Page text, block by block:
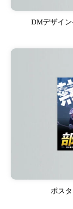
DMデザイ
ポス